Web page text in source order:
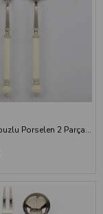
Emayra Topuzlu Porselen 2 Parça Et Çatalı ve Sos Kepçesi Set | Gümüş